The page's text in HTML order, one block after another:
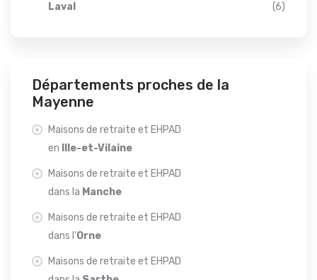
Laval
(6)
Départements proches de la
Mayenne
Maisons de retraite et EHPAD
en
Ille-et-Vilaine
Maisons de retraite et EHPAD
dans la Manche
Maisons de retraite et EHPAD
dans l'Orne
Maisons de retraite et EHPAD